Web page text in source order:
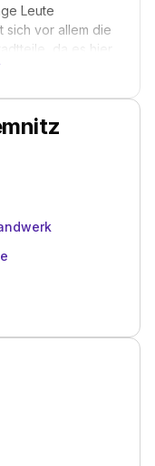
Leute
sich vor allem die
da es hier
gibt. Wenn
Europas